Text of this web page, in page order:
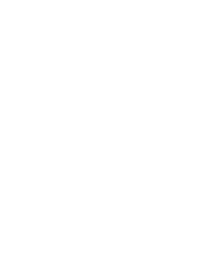
戈兰
凯
安
杰西
达恩